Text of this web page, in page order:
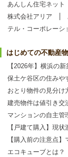
あんしん住宅ネット
株式会社アリア
テル・コーポレーシ
はじめての不動産
【2026年】横浜の
保土ケ谷区の住みや
おとり物件の見分け
建売物件は値引き交
マンションの自主管
【戸建て購入】現
【購入前の注意点
エコキューブとは？